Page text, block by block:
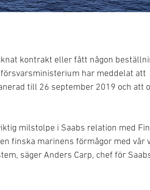
kontrakt eller fått någon
har meddelat att
till 26 september 2019 och att
milstolpe i Saabs relation med
finska marinens förmågor med vår
säger Anders Carp, chef för